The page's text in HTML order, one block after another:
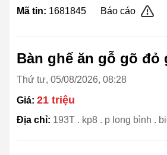
Mã tin: 1681845 Báo cáo
Bàn ghế ăn gỗ gõ đỏ
Thứ tư, 05/08/2026, 08:28
Giá: 21 triệu
Địa chỉ: 193T . kp8 . p long bình .